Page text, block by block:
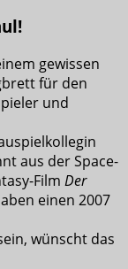
gewissen
für den
und
aus der Space-
Film Der
einen 2007
wünscht das